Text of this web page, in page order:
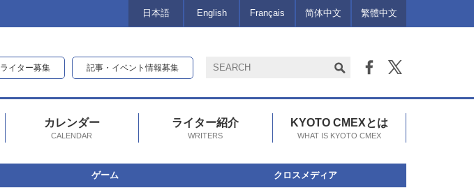
日本語 English Français 简体中文 繁體中文
ライター募集 記事・イベント情報募集
カレンダー
CALENDAR
ライター紹介
WRITERS
KYOTO CMEXとは
WHAT IS KYOTO CMEX
ゲーム クロスメディア